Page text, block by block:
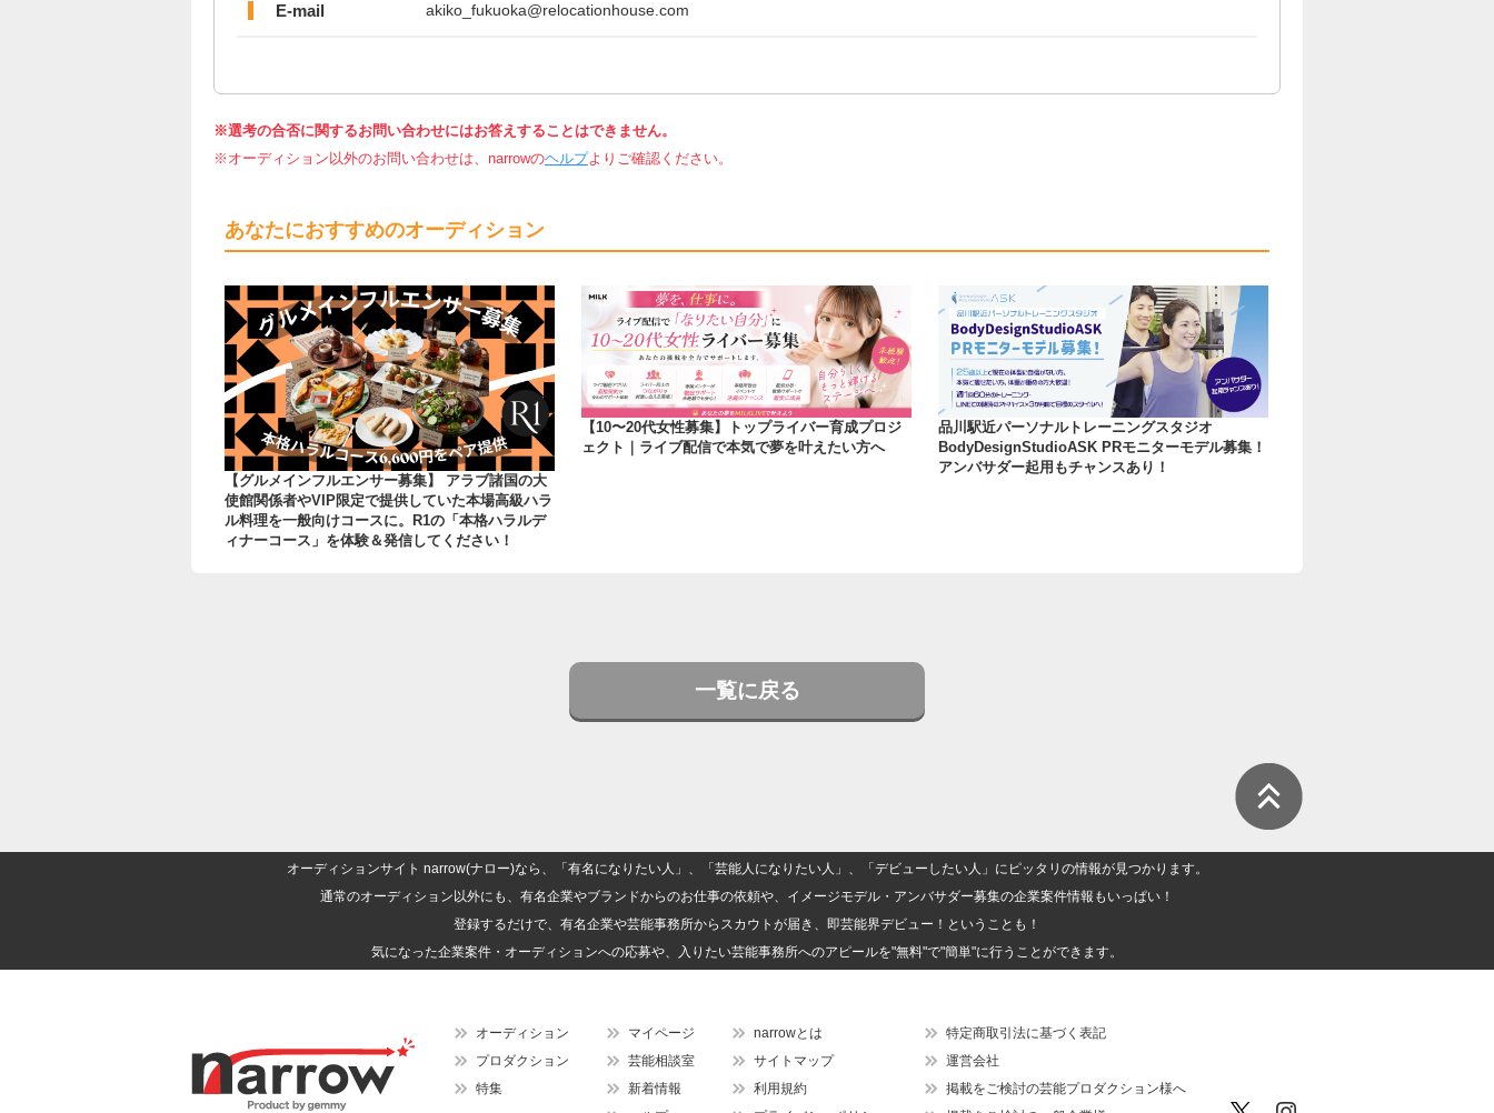
E-mail akiko_fukuoka@relocationhouse.com
※選考の合否に関するお問い合わせにはお答えすることはできません。
※オーディション以外のお問い合わせは、narrowのヘルプよりご確認ください。
あなたにおすすめのオーディション
【グルメインフルエンサー募集】 アラブ諸国の大
使館関係者やVIP限定で提供していた本場高級ハラ
ル料理を一般向けコースに。R1の「本格ハラルデ
ィナーコース」を体験＆発信してください！
【10〜20代女性募集】トップライバー育成プロジ
ェクト｜ライブ配信で本気で夢を叶えたい方へ
品川駅近パーソナルトレーニングスタジオ
BodyDesignStudioASK PRモニターモデル募集！
アンバサダー起用もチャンスあり！
一覧に戻る
オーディションサイト narrow(ナロー)なら、「有名になりたい人」、「芸能人になりたい人」、「デビューしたい人」にピッタリの情報が見つかります。
通常のオーディション以外にも、有名企業やブランドからのお仕事の依頼や、イメージモデル・アンバサダー募集の企業案件情報もいっぱい！
登録するだけで、有名企業や芸能事務所からスカウトが届き、即芸能界デビュー！ということも！
気になった企業案件・オーディションへの応募や、入りたい芸能事務所へのアピールを"無料"で"簡単"に行うことができます。
オーディション
プロダクション
特集
マイページ
芸能相談室
新着情報
narrowとは
サイトマップ
利用規約
特定商取引法に基づく表記
運営会社
掲載をご検討の芸能プロダクション様へ